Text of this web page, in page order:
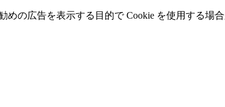
の広告を表⽰する⽬的で Cookie を使⽤する場